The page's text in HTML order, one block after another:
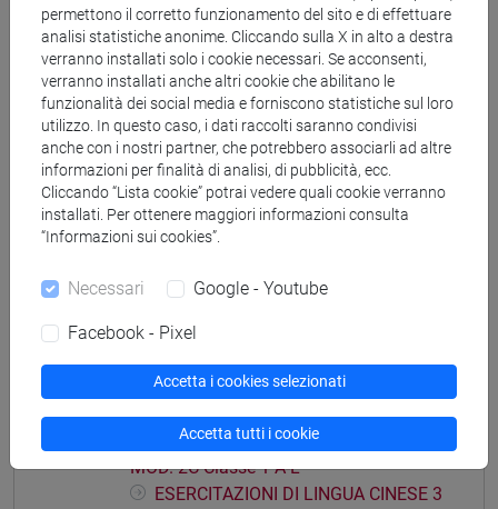
3 MOD. 2A Classe 2 A-E
ESERCITAZIONI DI LINGUA CINESE 3
MOD. 2A Classe 2 F-O
ESERCITAZIONI DI LINGUA CINESE 3
MOD. 2A Classe 2 P-Z
ESERCITAZIONI DI LINGUA CINESE 3 MOD.
2B
ESERCITAZIONI DI LINGUA CINESE 3
MOD. 2B Classe 1
MOD. 2B Classe 2 A-L
ESERCITAZIONI DI LINGUA CINESE 3
ESERCITAZIONI DI LINGUA CINESE 3 MOD.
2C
ESERCITAZIONI DI LINGUA CINESE 3
MOD. 2C Classe 1 A-L
ESERCITAZIONI DI LINGUA CINESE 3
permettono il corretto funzionamento del sito e di effettuare
analisi statistiche anonime. Cliccando sulla X in alto a destra
verranno installati solo i cookie necessari. Se acconsenti,
verranno installati anche altri cookie che abilitano le
funzionalità dei social media e forniscono statistiche sul loro
utilizzo. In questo caso, i dati raccolti saranno condivisi
anche con i nostri partner, che potrebbero associarli ad altre
informazioni per finalità di analisi, di pubblicità, ecc.
Cliccando “Lista cookie” potrai vedere quali cookie verranno
installati. Per ottenere maggiori informazioni consulta
“Informazioni sui cookies”.
Necessari Google - Youtube
Facebook - Pixel
Accetta i cookies selezionati
Accetta tutti i cookie